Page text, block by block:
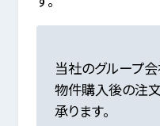
当社のグループ
物件購入後の注
承ります。